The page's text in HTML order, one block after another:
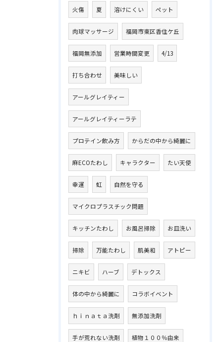
火傷 夏 溶けにくい ペット
肉球マッサージ 福岡市東区香住ケ丘
福岡無添加 営業時間変更 4/13
打ち合わせ 美味しい
アールグレイティー
アールグレイティーラテ
プロテイン飲み方 からだの中から綺麗に
麻ECOたわし キャラクター たい天使
幸運 虹 自然を守る
マイクロプラスチック問題
キッチンたわし お風呂掃除 お皿洗い
掃除 万能たわし 肌美和 アトピー
ニキビ ハーブ デトックス
体の中から綺麗に コラボイベント
ｈｉｎａｔａ洗剤 無添加洗剤
手が荒れない洗剤 植物１００％由来